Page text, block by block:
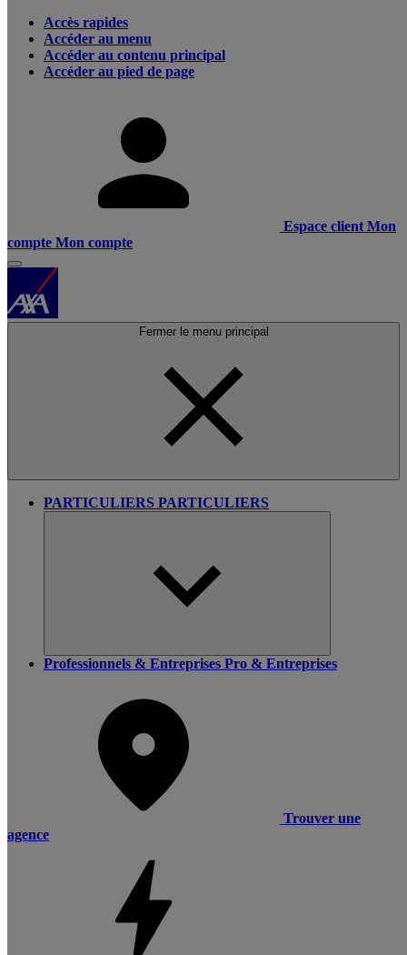
Accès rapides
Accéder au menu
Accéder au contenu principal
Accéder au pied de page
Espace client Mon
compte Mon compte
Fermer le menu principal
PARTICULIERS PARTICULIERS
Professionnels & Entreprises Pro & Entreprises
Trouver une
agence